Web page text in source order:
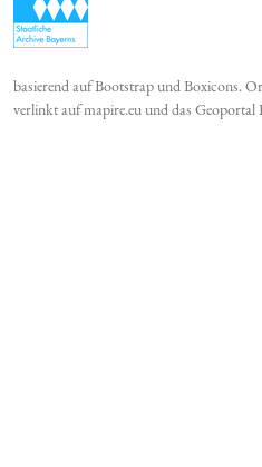
basierend aufBootstrapundBoxicons.
verlinkt aufmapire.euund das Geoportal